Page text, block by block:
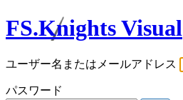
FS.Knights Visual
ユーザー名またはメールアドレス
パスワード